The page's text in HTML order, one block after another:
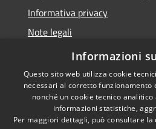
Informativa privacy
Note legali
Dichiarazione di accessibilità
Informazioni
Questo sito web utilizza cookie
necessari al corretto funzionamento
nonché un cookie tecnico
informazioni statistiche,
Per maggiori dettagli, può consultare la